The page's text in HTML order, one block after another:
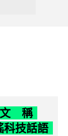
文 稱
科技話語